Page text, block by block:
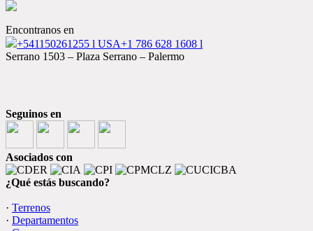
Encontranos en
+541150261255 l USA+1 786 628 1608 l
Serrano 1503 – Plaza Serrano – Palermo
Seguinos en
Asociados con
¿Qué estás buscando?
· Terrenos
· Departamentos